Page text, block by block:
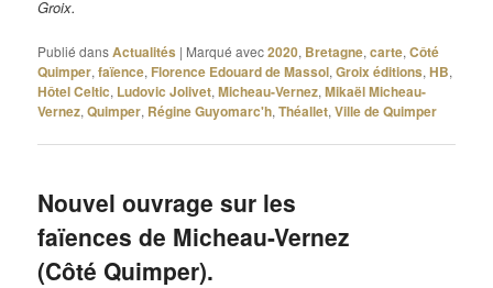
Groix.
Publié dansActualités | Marqué avec2020, Bretagne,carte,Côté
Quimper,faïence, Florence Edouard de Massol,Groix éditions,HB,
Hôtel Celtic, Ludovic Jolivet,Micheau-Vernez,Mikaël Micheau-
Vernez,Quimper, Régine Guyomarc'h,Théallet,Ville de Quimper
Nouvel ouvrage sur les
faïences de Micheau-Vernez
(Côté Quimper).